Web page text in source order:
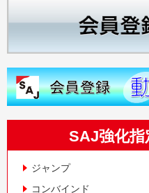
SAJ強化指
ジャンプ
コンバインド